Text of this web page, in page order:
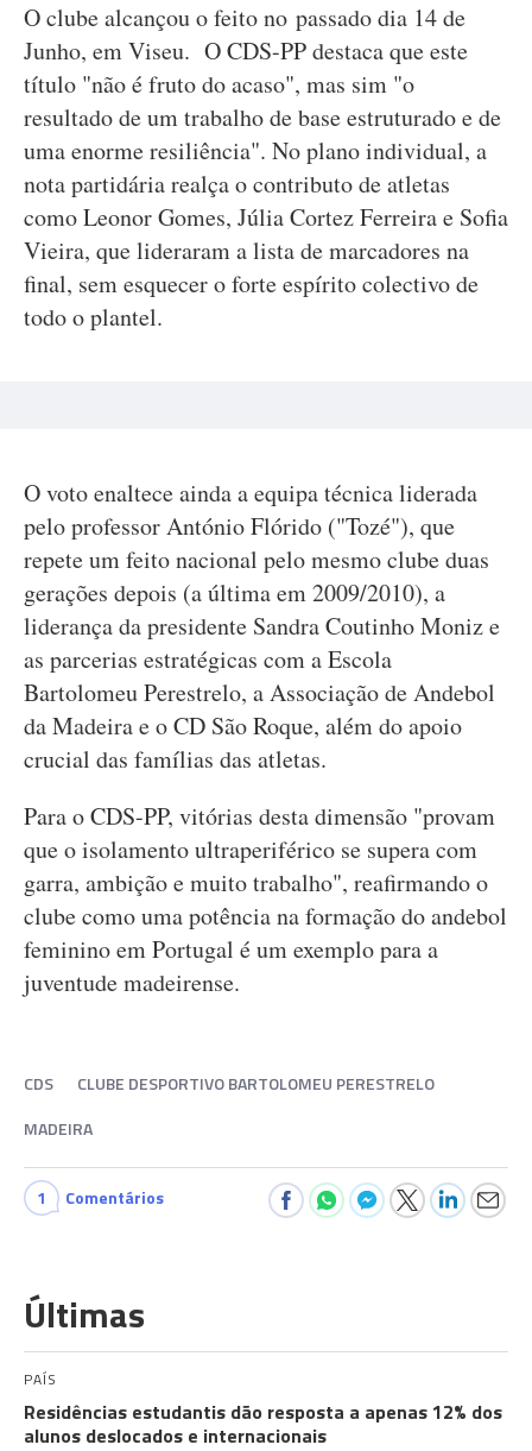
O clube alcançou o feito no passado dia 14 de
Junho, em Viseu. O CDS-PP destaca que este
título "não é fruto do acaso", mas sim "o
resultado de um trabalho de base estruturado e de
uma enorme resiliência". No plano individual, a
nota partidária realça o contributo de atletas
como Leonor Gomes, Júlia Cortez Ferreira e Sofia
Vieira, que lideraram a lista de marcadores na
final, sem esquecer o forte espírito colectivo de
todo o plantel.
O voto enaltece ainda a equipa técnica liderada
pelo professor António Flórido ("Tozé"), que
repete um feito nacional pelo mesmo clube duas
gerações depois (a última em 2009/2010), a
liderança da presidente Sandra Coutinho Moniz e
as parcerias estratégicas com a Escola
Bartolomeu Perestrelo, a Associação de Andebol
da Madeira e o CD São Roque, além do apoio
crucial das famílias das atletas.
Para o CDS-PP, vitórias desta dimensão "provam
que o isolamento ultraperiférico se supera com
garra, ambição e muito trabalho", reafirmando o
clube como uma potência na formação do andebol
feminino em Portugal é um exemplo para a
juventude madeirense.
CDS
CLUBE DESPORTIVO BARTOLOMEU PERESTRELO
MADEIRA
1 Comentários
Últimas
PAÍS
Residências estudantis dão resposta a apenas 12% dos
alunos deslocados e internacionais